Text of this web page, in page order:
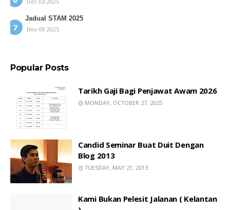
Jadual STAM 2025
Nov 09 2025
Popular Posts
Tarikh Gaji Bagi Penjawat Awam 2026
MONDAY, OCTOBER 27, 2025
Candid Seminar Buat Duit Dengan
Blog 2013
TUESDAY, MAY 21, 2013
Kami Bukan Pelesit Jalanan ( Kelantan